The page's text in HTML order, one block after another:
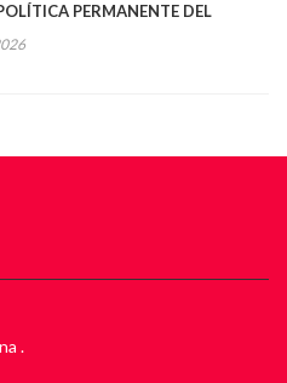
PERMANENTE DEL
ESTATAL
.